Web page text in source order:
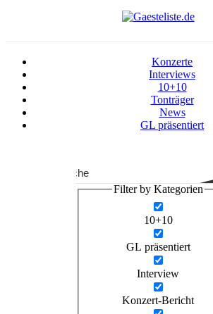
Konzerte
Interviews
10+10
Tonträger
News
GL präsentiert
Suche
Filter by Kategorien
10+10
GL präsentiert
Interview
Konzert-Bericht